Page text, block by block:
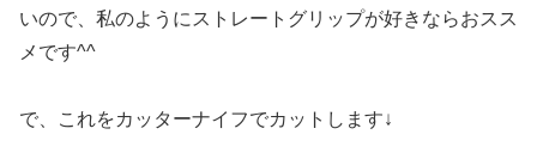
いので、私のようにストレートグリップが好きならおスス
メです^^
で、これをカッターナイフでカットします↓